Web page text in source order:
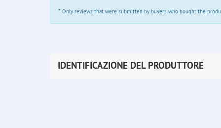
* Only reviews that were submitted by buyers who bought the
IDENTIFICAZIONE DEL PRODUTTORE